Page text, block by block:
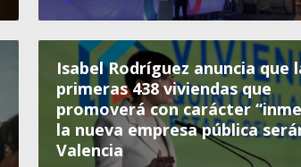
Isabel Rodríguez anuncia que
primeras 438 viviendas que
promoverá con carácter
la nueva empresa pública
Valencia